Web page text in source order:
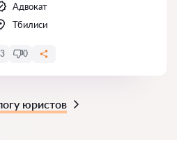
Адвокат
Тбилиси
3 0
юристов